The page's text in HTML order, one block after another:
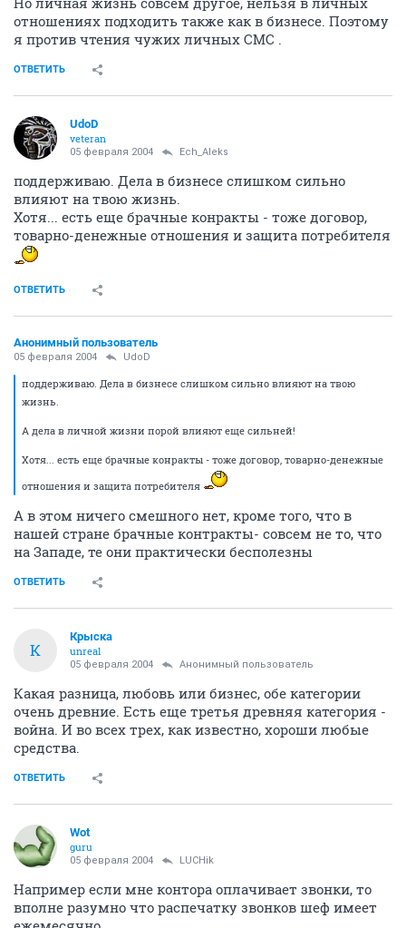
отношениях подходить также как в бизнесе. Поэтому
я против чтения чужих личных СМС .
ОТВЕТИТЬ
UdoD
veteran
05 февраля 2004 Ech_Aleks
поддерживаю. Дела в бизнесе слишком сильно
влияют на твою жизнь.
Хотя... есть еще брачные конракты - тоже договор,
товарно-денежные отношения и защита потребителя
ОТВЕТИТЬ
Анонимный пользователь
05 февраля 2004 UdoD
поддерживаю. Дела в бизнесе слишком сильно влияют на твою
жизнь.
А дела в личной жизни порой влияют еще сильней!
Хотя... есть еще брачные конракты - тоже договор, товарно-денежные
отношения и защита потребителя
А в этом ничего смешного нет, кроме того, что в
нашей стране брачные контракты- совсем не то, что
на Западе, те они практически бесполезны
ОТВЕТИТЬ
К
Крыска
unreal
05 февраля 2004 Анонимный пользователь
Какая разница, любовь или бизнес, обе категории
очень древние. Есть еще третья древняя категория -
война. И во всех трех, как известно, хороши любые
средства.
ОТВЕТИТЬ
Wоt
guru
05 февраля 2004 LUCHik
Например если мне контора оплачивает звонки, то
вполне разумно что распечатку звонков шеф имеет